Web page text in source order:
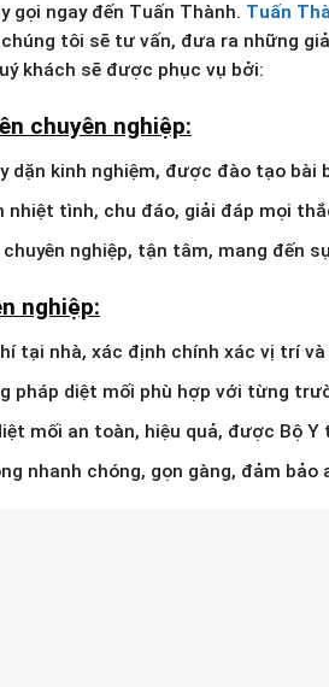
gọi ngay đến Tuấn Thành. Tuấn
tôi sẽ tư vấn, đưa ra những
khách sẽ được phục vụ bởi:
chuyên nghiệp:
dặn kinh nghiệm, được đào tạo bài
nhiệt tình, chu đáo, giải đáp mọi
nghiệp, tận tâm, mang đến
nghiệp:
tại nhà, xác định chính xác vị trí
pháp diệt mối phù hợp với từng
mối an toàn, hiệu quả, được Bộ Y
nhanh chóng, gọn gàng, đảm